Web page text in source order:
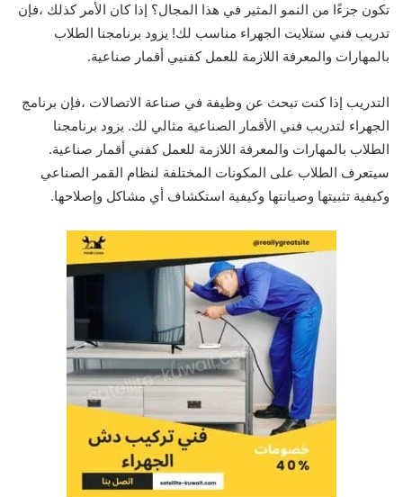
تكون جزءًا من النمو المثير في هذا المجال؟ إذا كان الأمر كذلك ،فإن
تدريب فني ستلايت الجهراء مناسب لك! يزود برنامجنا الطلاب
بالمهارات والمعرفة اللازمة للعمل كفنيي أقمار صناعية.
التدريب إذا كنت تبحث عن وظيفة في صناعة الاتصالات ،فإن برنامج
الجهراء لتدريب فني الأقمار الصناعية مثالي لك. يزود برنامجنا
الطلاب بالمهارات والمعرفة اللازمة للعمل كفني أقمار صناعية.
سيتعرف الطلاب على المكونات المختلفة لنظام القمر الصناعي
وكيفية تثبيتها وصيانتها وكيفية استكشاف أي مشاكل وإصلاحها.